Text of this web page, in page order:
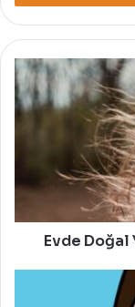
Evde
Doğal
Yollarla
Evde Doğal